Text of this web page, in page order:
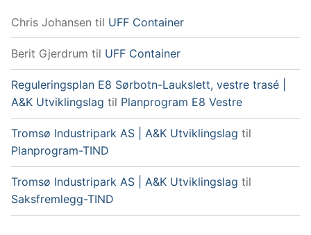
Chris Johansen til UFF Container
Berit Gjerdrum til UFF Container
Reguleringsplan E8 Sørbotn-Laukslett, vestre trasé |
A&K Utviklingslag til Planprogram E8 Vestre
Tromsø Industripark AS | A&K Utviklingslag til
Planprogram-TIND
Tromsø Industripark AS | A&K Utviklingslag til
Saksfremlegg-TIND